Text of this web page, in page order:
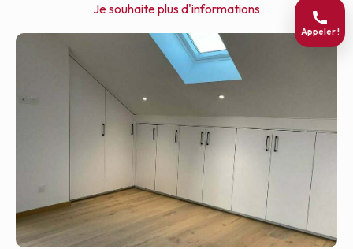
Je souhaite plus d'informations
Appeler !